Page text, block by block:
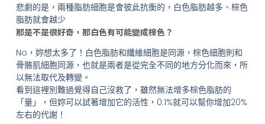
悲劇的是，兩種脂肪細胞是會彼此抗衡的，白色脂肪越多、棕色
脂肪就會越少
那是不是很好奇，那白色有可能變成棕色？
No，妳想太多了！白色脂肪和纖維細胞是同源，棕色細胞則和
骨骼肌細胞同源，也就是兩者是從完全不同的地方分化而來，所
以無法取代及轉變。
看到這裡別難過覺得自己沒救了，雖然無法增多棕色脂肪的
「量」，但妳可以試著增加它的活性，0.1%就可以幫你增加20%
左右的代謝！